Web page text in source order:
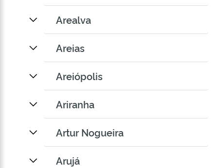
Arealva
Areias
Areiópolis
Ariranha
Artur Nogueira
Arujá